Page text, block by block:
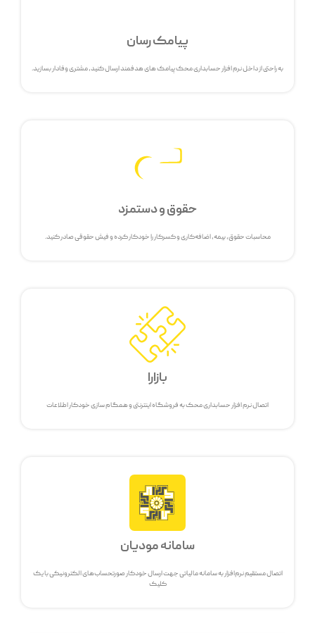
پیامک رسان
به راحتی از داخل نرم افزار حسابداری محک پیامک های هدفمند ارسال کنید، مشتری وفادار بسازید.
حقوق و دستمزد
محاسبات حقوق، بیمه، اضافه‌کاری و کسرکار را خودکار کرده و فیش حقوقی صادر کنید.
بازارا
اتصال نرم افزار حسابداری محک به فروشگاه اینترنتی و همگام سازی خودکار اطلاعات
سامانه مودیان
اتصال مستقیم نرم‌افزار به سامانه مالیاتی جهت ارسال خودکار صورتحساب‌های الکترونیکی با یک
کلیک